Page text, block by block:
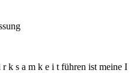
k s a m k e i t führen ist meine I